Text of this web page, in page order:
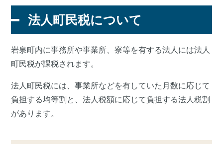
法人町民税について
岩泉町内に事務所や事業所、寮等を有する法人には法人
町民税が課税されます。
法人町民税には、事業所などを有していた月数に応じて
負担する均等割と、法人税額に応じて負担する法人税割
があります。